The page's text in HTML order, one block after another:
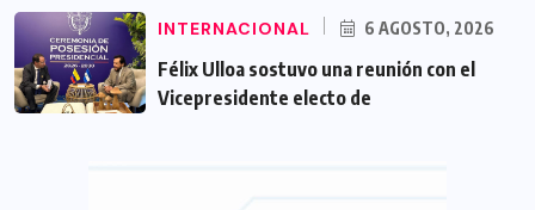
INTERNACIONAL 6 AGOSTO, 2026
Félix Ulloa sostuvo una reunión con el
Vicepresidente electo de